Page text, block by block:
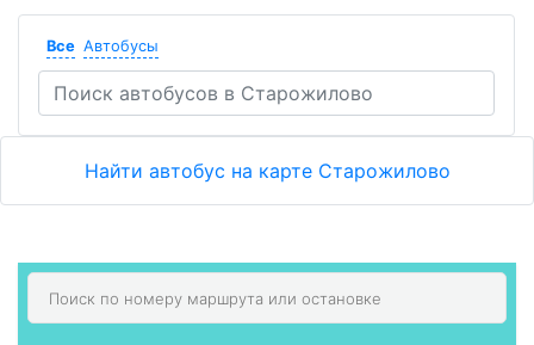
Все Автобусы
Найти автобус на карте Старожилово